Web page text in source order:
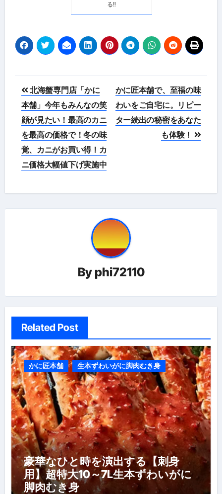
る‼
投
稿
ナ
ビ
ゲ
シ
北海蟹専門店「かに
本舗」今年もみんなの笑
顔が見たい！最高のカニ
を最高の価格で！冬の味
覚、カニがお買い得！カ
ニ価格大幅値下げ実施中
かに匠本舗で、至福の味
わいをご自宅に。リピー
ター続出の秘密をあなた
も体験！
By phi72110
Related Post
かに匠本舗 生本ずわいがに脚肉むき身
豪華なひと時を演出する【刺身
用】超特大10～7L生本ずわいがに
脚肉むき身